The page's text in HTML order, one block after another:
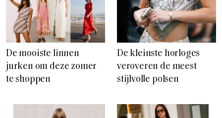
De mooiste linnen
jurken om deze zomer
te shoppen
De kleinste horloges
veroveren de meest
stijlvolle polsen